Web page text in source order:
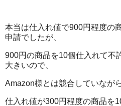
本当は仕入れ値で900円程度の
申請でしたが、
900円の商品を10個仕入れて不
大きいので、
Amazon様とは競合していなが
仕入れ値が300円程度の商品を